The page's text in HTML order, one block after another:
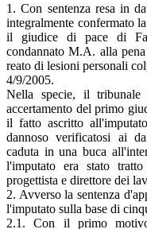
1. Con sentenza resa in
integralmente confermato
il giudice di pace di
condannato M.A. alla
reato di lesioni personali
4/9/2005.
Nella specie, il tribunale
accertamento del primo
il fatto ascritto
dannoso verificatosi ai
caduta in una buca
l'imputato era stato
progettista e direttore dei
2. Avverso la sentenza
l'imputato sulla base di
2.1. Con il primo